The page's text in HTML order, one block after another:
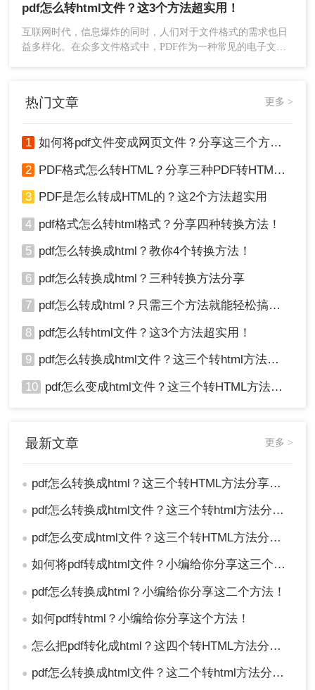
2、转换成功，打开文件即可。
总结
以上就是pdf怎么转换成html的方法介绍了，无论是
据实际情况选择适合自己的方法，并充分发挥其优
并在网页上得到完美展示。
容、格式以及排版的稳定性。有时候我们需要将PDF转化为
HTML，才能对它里面的内容进行修改。那你们知道pdf怎么转
成html吗？下面就为大家分享三种转换方法。
pdf怎么转html文件？这3个方法超实用！
互联网时代，信息爆炸的同时，人们对于文件格式的需求也日
益多样化。在众多文件格式中，PDF作为一种常见的电子文档
大的便利。
热门文章 更多 >
1 如何将pdf文件变成网页文件？分享这三个方法给大家！
2 PDF格式怎么转HTML？分享三种PDF转HTML的方法
3 PDF是怎么转成HTML的？这2个方法超实用
4 pdf格式怎么转html格式？分享四种转换方法！
5 pdf怎么转换成html？教你4个转换方法！
6 pdf怎么转换成html？三种转换方法分享
7 pdf怎么转成html？只需三个方法就能轻松搞定！
8 pdf怎么转html文件？这3个方法超实用！
9 pdf怎么转换成html文件？这三个转html方法分享给你！
10 pdf怎么变成html文件？这三个转HTML方法分享给你！
最新文章 更多 >
● pdf怎么转换成html？这三个转HTML方法分享给你！
● pdf怎么转换成html文件？这三个转html方法分享给你！
● pdf怎么变成html文件？这三个转HTML方法分享给你！
● 如何将pdf转成html文件？小编给你分享这三个方法！
● pdf怎么转换成html？小编给你分享这二个方法！
● 如何pdf转html？小编给你分享这个方法！
● 怎么把pdf转化成html？这四个转HTML方法分享给你！
● pdf怎么转换成html文件？这二个转html方法分享给你！